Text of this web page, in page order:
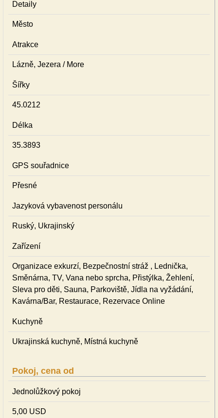
Detaily
Město
Atrakce
Lázně, Jezera / More
Šířky
45.0212
Délka
35.3893
GPS souřadnice
Přesné
Jazyková vybavenost personálu
Ruský, Ukrajinský
Zařízení
Organizace exkurzí, Bezpečnostní stráž , Lednička,
Směnárna, TV, Vana nebo sprcha, Přistýlka, Žehlení,
Sleva pro děti, Sauna, Parkoviště, Jídla na vyžádání,
Kavárna/Bar, Restaurace, Rezervace Online
Kuchyně
Ukrajinská kuchyně, Místná kuchyně
Pokoj, cena od
Jednolůžkový pokoj
5,00 USD